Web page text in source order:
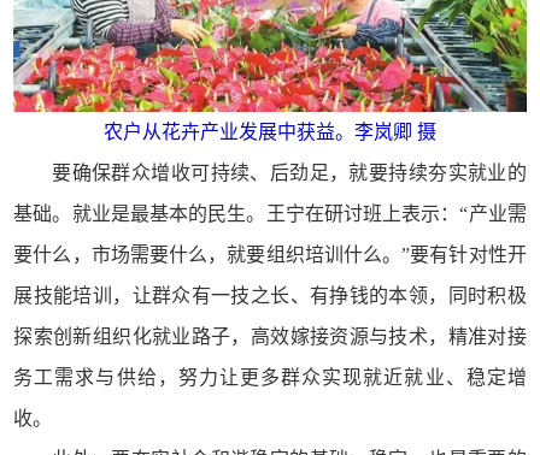
农户从花卉产业发展中获益。李岚卿 摄
要确保群众增收可持续、后劲足，就要持续夯实就业的
基础。就业是最基本的民生。王宁在研讨班上表示：“产业需
要什么，市场需要什么，就要组织培训什么。”要有针对性开
展技能培训，让群众有一技之长、有挣钱的本领，同时积极
探索创新组织化就业路子，高效嫁接资源与技术，精准对接
务工需求与供给，努力让更多群众实现就近就业、稳定增
收。